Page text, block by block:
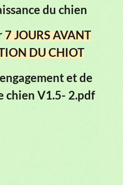
du chien
7 JOURS AVANT
DU CHIOT
et de
chien V1.5- 2.pdf